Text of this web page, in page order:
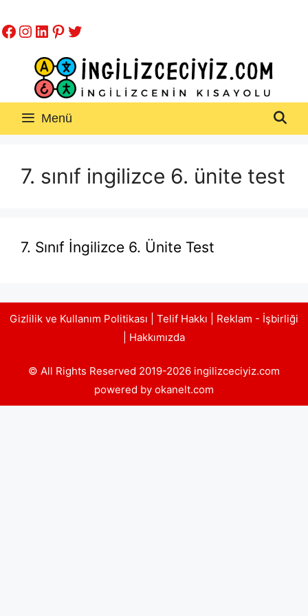
atla
Facebook
Instagram
LinkedIn
Pinterest
Twitter
Menü
7. sınıf ingilizce 6. ünite test
7. Sınıf İngilizce 6. Ünite Test
Gizlilik ve Kullanım Politikası Telif Hakkı
Reklam - İşbirliği
Hakkımızda
© All Rights Reserved 2019-2026 ingilizceciyiz.com
powered by okanelt.com